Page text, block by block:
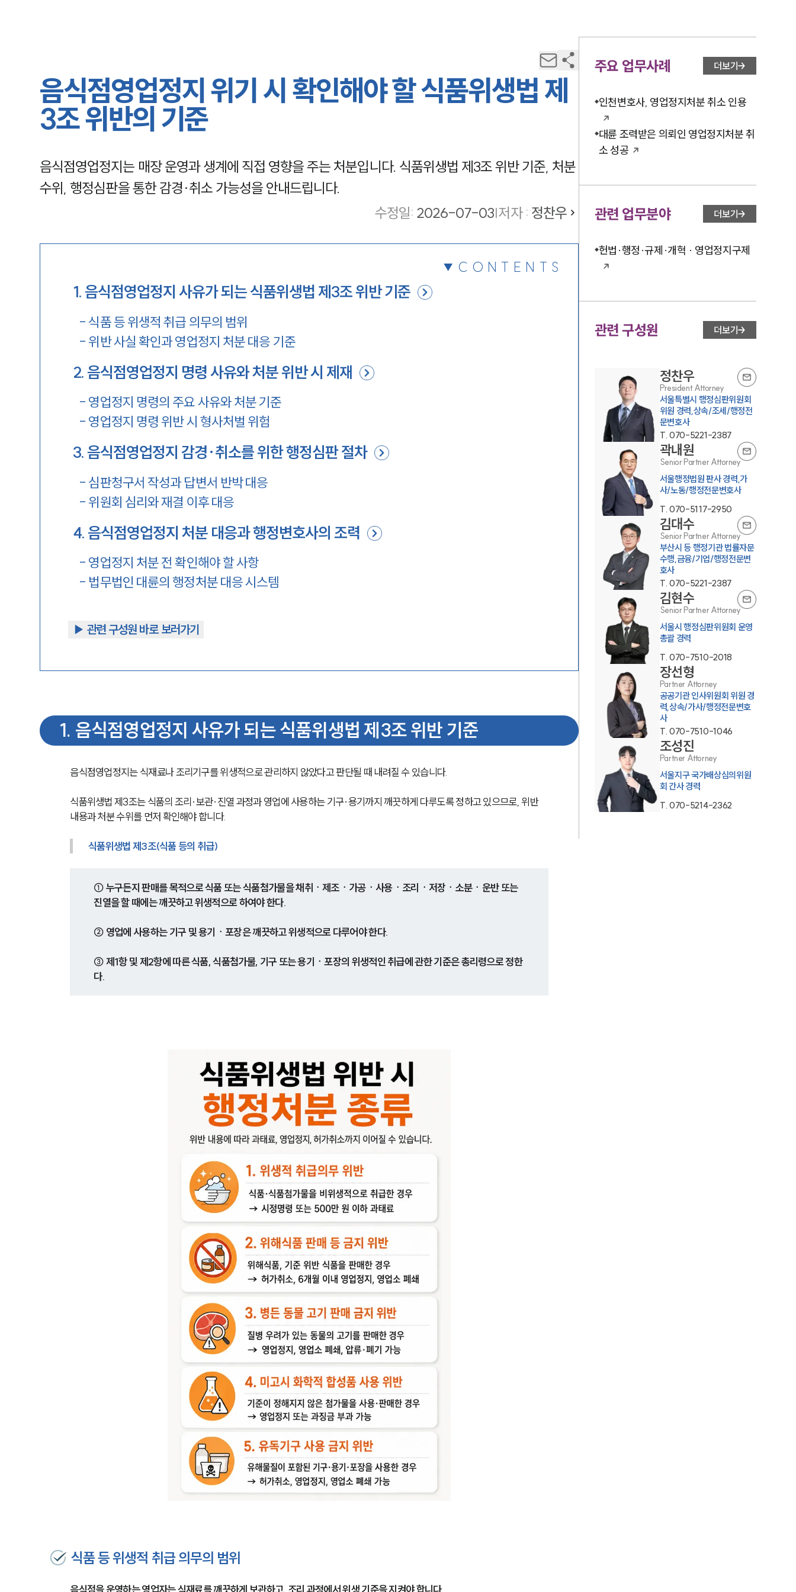
그룹소개
그룹소개
대륜의 강점
오시는 길
글로벌 파트너 로펌
고객의 소리
통합검색
AI대륜
음식점영업정지 위기 시 확인해야 할 식품위생법 제
3조 위반의 기준
음식점영업정지는 매장 운영과 생계에 직접 영향을 주는 처분입니다. 식품위생법 제3조 위반 기준, 처분
수위, 행정심판을 통한 감경·취소 가능성을 안내드립니다.
수정일: 2026-07-03|저자 : 정찬우
CONTENTS
1.음식점영업정지 사유가 되는 식품위생법 제3조 위반 기준
- 식품 등 위생적 취급 의무의 범위
- 위반 사실 확인과 영업정지 처분 대응 기준
2.음식점영업정지 명령 사유와 처분 위반 시 제재
- 영업정지 명령의 주요 사유와 처분 기준
- 영업정지 명령 위반 시 형사처벌 위험
3.음식점영업정지 감경·취소를 위한 행정심판 절차
- 심판청구서 작성과 답변서 반박 대응
- 위원회 심리와 재결 이후 대응
4.음식점영업정지 처분 대응과 행정변호사의 조력
- 영업정지 처분 전 확인해야 할 사항
- 법무법인 대륜의 행정처분 대응 시스템
▶︎ 관련 구성원 바로 보러가기
1. 음식점영업정지 사유가 되는 식품위생법 제3조 위반 기준
음식점영업정지는 식재료나 조리기구를 위생적으로 관리하지 않았다고 판단될 때 내려질 수 있습니다.
식품위생법 제3조는 식품의 조리·보관·진열 과정과 영업에 사용하는 기구·용기까지 깨끗하게 다루도록 정하고 있으므로, 위반
내용과 처분 수위를 먼저 확인해야 합니다.
식품위생법 제3조(식품 등의 취급)
① 누구든지 판매를 목적으로 식품 또는 식품첨가물을 채취ㆍ제조ㆍ가공ㆍ사용ㆍ조리ㆍ저장ㆍ소분ㆍ운반 또는
진열을 할 때에는 깨끗하고 위생적으로 하여야 한다.
② 영업에 사용하는 기구 및 용기ㆍ포장은 깨끗하고 위생적으로 다루어야 한다.
③ 제1항 및 제2항에 따른 식품, 식품첨가물, 기구 또는 용기ㆍ포장의 위생적인 취급에 관한 기준은 총리령으로 정한
다.
식품 등 위생적 취급 의무의 범위
음식점을 운영하는 영업자는 식재료를 깨끗하게 보관하고, 조리 과정에서 위생 기준을 지켜야 합니다.
주요 업무사례 더보기
인천변호사, 영업정지처분 취소 인용
대륜 조력받은 의뢰인 영업정지처분 취
소 성공
관련 업무분야 더보기
헌법·행정·규제·개혁 · 영업정지구제
관련 구성원 더보기
정찬우
President Attorney
서울특별시 행정심판위원회
위원 경력,상속/조세/행정전
문변호사
T. 070-5221-2387
곽내원
Senior Partner Attorney
서울행정법원 판사 경력,가
사/노동/행정전문변호사
T. 070-5117-2950
김대수
Senior Partner Attorney
부산시 등 행정기관 법률자문
수행,금융/기업/행정전문변
호사
T. 070-5221-2387
김현수
Senior Partner Attorney
서울시 행정심판위원회 운영
총괄 경력
T. 070-7510-2018
장선형
Partner Attorney
공공기관 인사위원회 위원 경
력,상속/가사/행정전문변호
사
T. 070-7510-1046
조성진
Partner Attorney
서울지구 국가배상심의위원
회 간사 경력
T. 070-5214-2362